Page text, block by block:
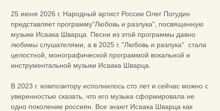
25 июня 2026 г. Народный артист России Олег Погудин
представляет программу"Любовь и разлука", посвященную
музыке Исаака Шварца. Песни из этой программы давно
любимы слушателями, а в 2025 г. "Любовь и разлука" стала
целостной, монографической программой вокальной и
инструментальной музыки Исаака Шварца.
В 2023 г. композитору исполнилось сто лет и сейчас можно с
уверенностью сказать, что его музыка сформировала не
одно поколение россиян. Все знают Исаака Шварца как